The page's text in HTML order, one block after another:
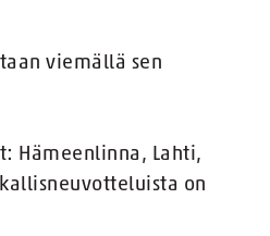
viemällä sen
Hämeenlinna, Lahti,
on